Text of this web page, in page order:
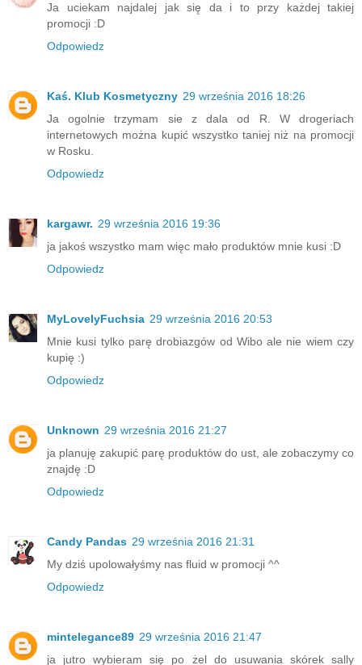
Ja uciekam najdalej jak się da i to przy każdej takiej
promocji :D
Odpowiedz
Kaś. Klub Kosmetyczny 29 września 2016 18:26
Ja ogolnie trzymam sie z dala od R. W drogeriach
internetowych można kupić wszystko taniej niż na promocji
w Rosku.
Odpowiedz
kargawr. 29 września 2016 19:36
ja jakoś wszystko mam więc mało produktów mnie kusi :D
Odpowiedz
MyLovelyFuchsia 29 września 2016 20:53
Mnie kusi tylko parę drobiazgów od Wibo ale nie wiem czy
kupię :)
Odpowiedz
Unknown 29 września 2016 21:27
ja planuję zakupić parę produktów do ust, ale zobaczymy co
znajdę :D
Odpowiedz
Candy Pandas 29 września 2016 21:31
My dziś upolowałyśmy nas fluid w promocji ^^
Odpowiedz
mintelegance89 29 września 2016 21:47
ja jutro wybieram się po żel do usuwania skórek sally